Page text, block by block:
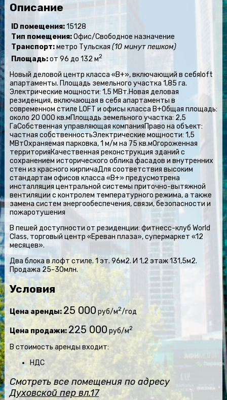
Описание
ID помещения:15128
Тип помещения:Офис/Свободное назначение
Транспорт:метро Тульская(10 минут пешком)
Площадь:от 96 до 132 м2
Новый деловой центр класса «В+», включающий в себяloft
апартаменты. Площадь земельного участка 1,85 га.
Электрические мощности: 1,5 МВт.Новая деловая
резиденция, включающая в себя апартаменты в
современном стиле LOFT и офисы класса В+Общая площадь:
около 20 000 кв.мПлощадь земельного участка: 2,5
ГаСобственная управляющая компанияПраво на объект:
частная собственностьЭлектрические мощности: 1,5
МВтОхраняемая парковка, 1 м/м на 75 кв.мОгороженная
территорияКачественная реконструкция зданий с
сохранением исторического облика фасадов и внутренних
стен из красного кирпичаДля соответствия высоким
стандартам офисов класса «В+» предусмотрена
инсталляция центральной системы приточно-вытяжной
вентиляции с контролем температурного режима, а также
замена систем энергообеспечения, связи, безопасности и
пожаротушения
В пешей доступности от резиденции: фитнесс-клуб World
Class, торговый центр «Ереван плаза», супермаркет «12
месяцев».
Два блока в лофт стиле. 1 эт. 96м2. И 1,2 этаж 131,5м2.
Продажа 25-30млн.
Условия
Цена аренды: 25 000 руб/м2/год
Цена продажи: 225 000руб/м2
В стоимость аренды входит:
НДС
Смотреть все помещения по адресу
Духовской пер вл.17